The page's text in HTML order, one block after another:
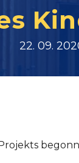
22. 09.